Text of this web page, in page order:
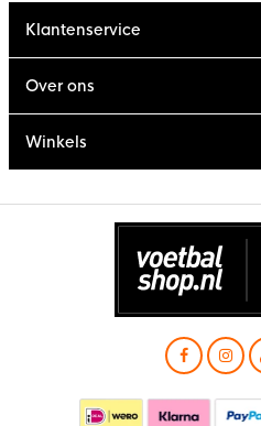
Klantenservice
Over ons
Winkels